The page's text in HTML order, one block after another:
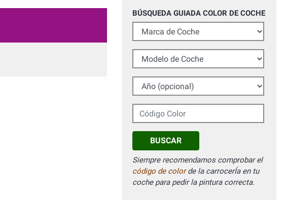
BÚSQUEDA GUIADA COLOR DE COCHE
Marca de Coche
Modelo de Coche
Año (opcional)
Código Color
BUSCAR
Siempre recomendamos comprobar el
código de colorde la carrocerÍa en tu
coche para pedir la pintura correcta.